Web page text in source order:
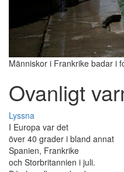
Människor i Frankrike badar i
Ovanligt
Lyssna
I Europa var det
över 40 grader i bland annat
Spanien, Frankrike
och Storbritannien i juli.